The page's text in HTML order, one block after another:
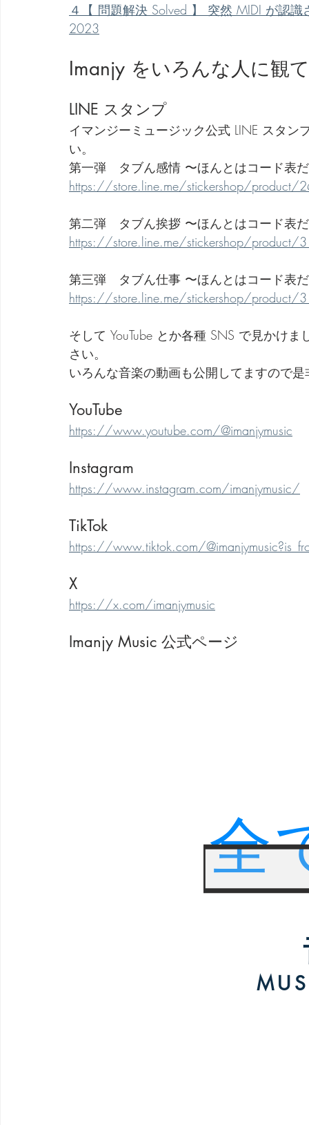
４【 問題解決 Solved 】 突然 MIDI が認
2023
Imanjy をいろんな人に観
LINE スタンプ
イマンジーミュージック公式 LINE スタ
い。
第一弾　タブん感情 〜ほんとはコード表
https://store.line.me/stickershop/
第二弾　タブん挨拶 〜ほんとはコード表
https://store.line.me/stickershop/
第三弾　タブん仕事 〜ほんとはコード表
https://store.line.me/stickershop/
そして YouTube とか各種 SNS で見かけ
さい。
いろんな音楽の動画も公開してますので
YouTube
https://www.youtube.com/@imanjymusic
Instagram
https://www.instagram.com/imanjymusic/
TikTok
https://www.tiktok.com/
X
https://x.com/imanjymusic
Imanjy Music 公式ページ